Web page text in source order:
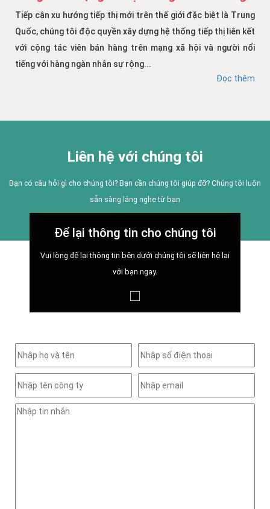
Tiếp cận xu hướng tiếp thị mới trên thế giới đặc biệt là Trung
Quốc, chúng tôi độc quyền xây dựng hệ thống tiếp thị liên kết
với cộng tác viên bán hàng trên mạng xã hội và người nổi
tiếng với hàng ngàn nhân sự rộng...
Đọc thêm
Liên hệ với chúng tôi
Bạn có câu hỏi gì cho chúng tôi? Bạn cần chúng tôi giúp đỡ? Chúng tôi luôn
sẵn sàng lắng nghe từ bạn
Để lại thông tin cho chúng tôi
Vui lòng để lại thông tin bên dưới chúng tôi sẽ liên hệ lại
với bạn ngay.